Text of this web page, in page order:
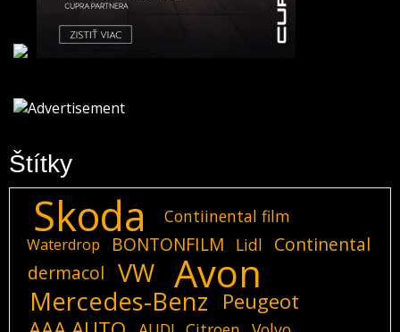
Štítky
Skoda Contiinental film
Waterdrop BONTONFILM Lidl
Continental
dermacol
VW Avon
Mercedes-Benz
Peugeot